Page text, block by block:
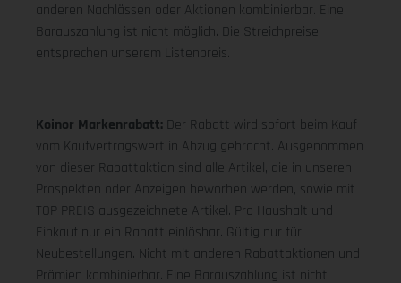
anderen Nachlässen oder Aktionen kombinierbar. Eine
Barauszahlung ist nicht möglich. Die Streichpreise
entsprechen unserem Listenpreis.
Koinor Markenrabatt: Der Rabatt wird sofort beim Kauf
vom Kaufvertragswert in Abzug gebracht. Ausgenommen
von dieser Rabattaktion sind alle Artikel, die in unseren
Prospekten oder Anzeigen beworben werden, sowie mit
TOP PREIS ausgezeichnete Artikel. Pro Haushalt und
Einkauf nur ein Rabatt einlösbar. Gültig nur für
Neubestellungen. Nicht mit anderen Rabattaktionen und
Prämien kombinierbar. Eine Barauszahlung ist nicht